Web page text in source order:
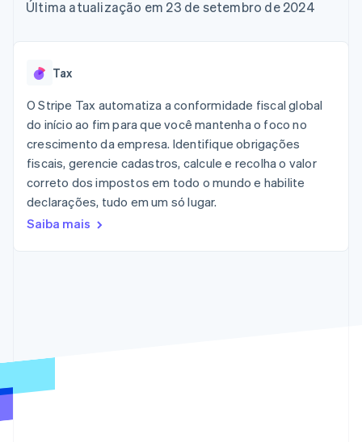
de 125
Link
acelerado
Recognition
Sincronização
de dados
Mais
Product roadmap
Veja o que está chegando
Radar
Marketplaces
Plataformas
Por setor
Empresas de IA
Economia de criadores
Jogos
Hospitalidade, viagens
Mídia e entretenimento
Gerenciar assinaturas
uso
Provisione e gerencie
serviços com agentes
Recursos
Integrações de
Blog de
Stripe Press
Contato
Fale com a equipe de
Última atualização em 23 de setembro de 2024
Tax
O Stripe Tax automatiza a conformidade fiscal global
do início ao fim para que você mantenha o foco no
crescimento da empresa. Identifique obrigações
fiscais, gerencie cadastros, calcule e recolha o valor
correto dos impostos em todo o mundo e habilite
declarações, tudo em um só lugar.
Saiba mais